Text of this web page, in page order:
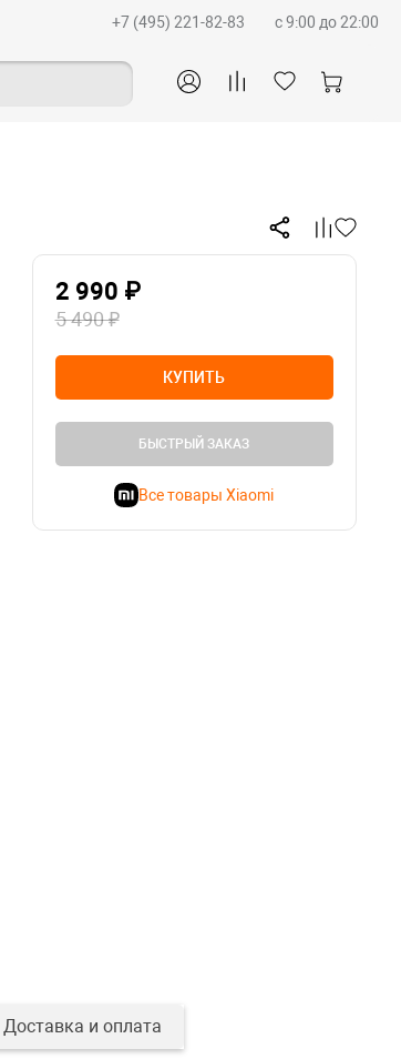
+7 (495) 221-82-83 c 9:00 до 22:00
2 990 ₽
5 490 ₽
КУПИТЬ
БЫСТРЫЙ ЗАКАЗ
Все товары Xiaomi
Доставка и оплата